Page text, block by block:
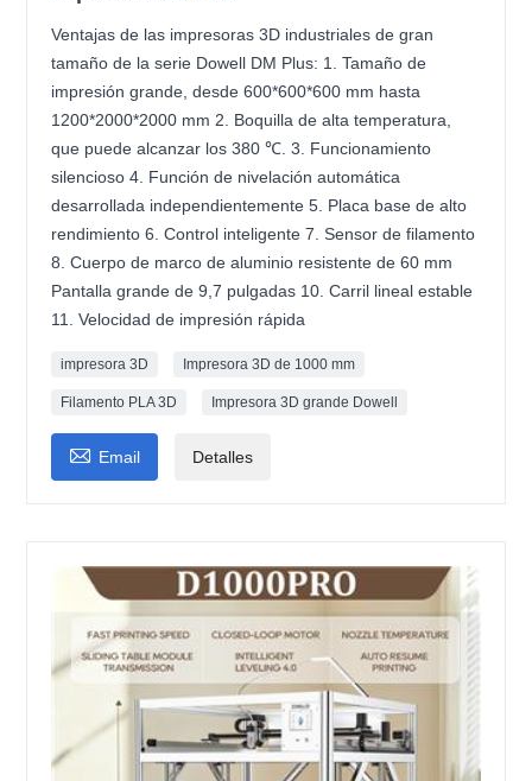
Ventajas de las impresoras 3D industriales de gran
tamaño de la serie Dowell DM Plus: 1. Tamaño de
impresión grande, desde 600*600*600 mm hasta
1200*2000*2000 mm 2. Boquilla de alta temperatura,
que puede alcanzar los 380 ℃. 3. Funcionamiento
silencioso 4. Función de nivelación automática
desarrollada independientemente 5. Placa base de alto
rendimiento 6. Control inteligente 7. Sensor de filamento
8. Cuerpo de marco de aluminio resistente de 60 mm
Pantalla grande de 9,7 pulgadas 10. Carril lineal estable
11. Velocidad de impresión rápida
impresora 3D Impresora 3D de 1000 mm
Filamento PLA 3D Impresora 3D grande Dowell
 Email Detalles